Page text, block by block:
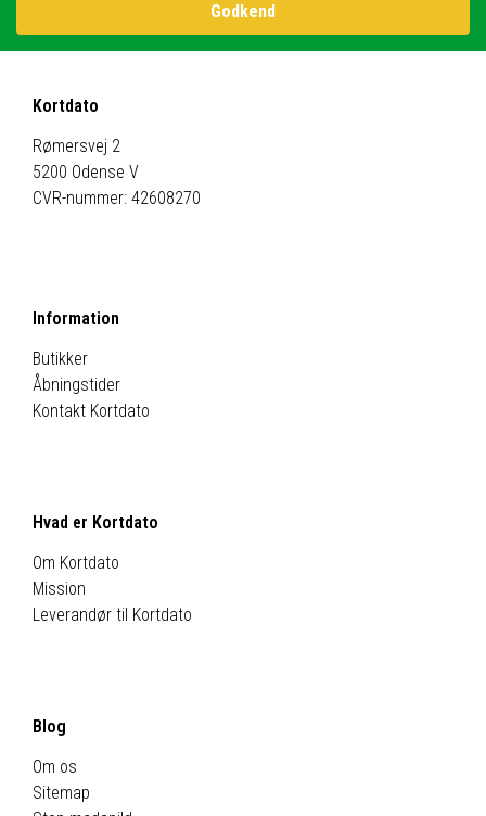
Godkend
Kortdato
Rømersvej 2
5200 Odense V
CVR-nummer: 42608270
Information
Butikker
Åbningstider
Kontakt Kortdato
Hvad er Kortdato
Om Kortdato
Mission
Leverandør til Kortdato
Blog
Om os
Sitemap